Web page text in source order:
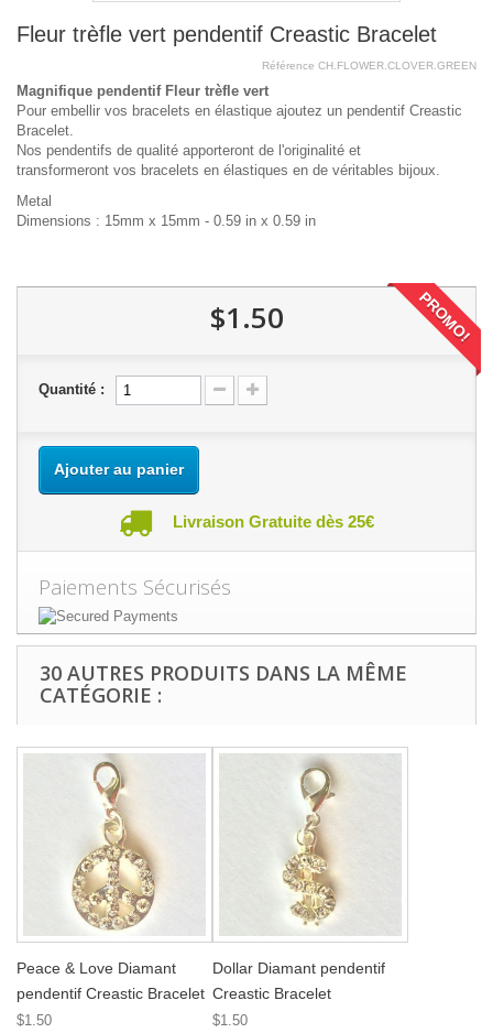
Fleur trèfle vert pendentif Creastic Bracelet
Référence CH.FLOWER.CLOVER.GREEN
Magnifique pendentif Fleur trèfle vert
Pour embellir vos bracelets en élastique ajoutez un pendentif Creastic
Bracelet.
Nos pendentifs de qualité apporteront de l'originalité et
transformeront vos bracelets en élastiques en de véritables bijoux.
Metal
Dimensions : 15mm x 15mm - 0.59 in x 0.59 in
$1.50 PROMO!
Quantité :
Ajouter au panier
Livraison Gratuite dès 25€
Paiements Sécurisés
30 AUTRES PRODUITS DANS LA MÊME
CATÉGORIE :
Peace & Love Diamant
pendentif Creastic Bracelet
$1.50
Dollar Diamant pendentif
Creastic Bracelet
$1.50